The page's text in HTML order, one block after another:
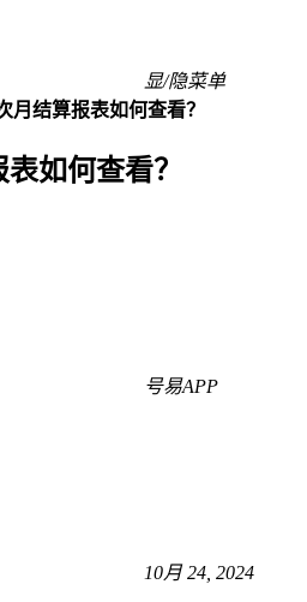
显/隐菜单
月结算报表如何查看？
如何查看？
号易APP
10月 24, 2024